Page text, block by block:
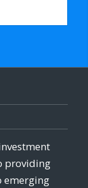
providing
emerging